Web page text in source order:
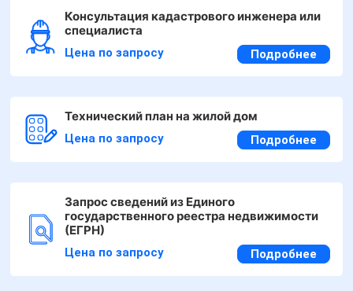
Консультация кадастрового инженера или
специалиста
Цена по запросу Подробнее
Технический план на жилой дом
Цена по запросу Подробнее
Запрос сведений из Единого
государственного реестра недвижимости
(ЕГРН)
Цена по запросу Подробнее